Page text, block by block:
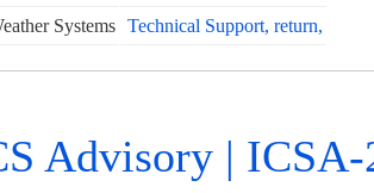
Systems
Technical Support, return,
Advisory | ICSA-